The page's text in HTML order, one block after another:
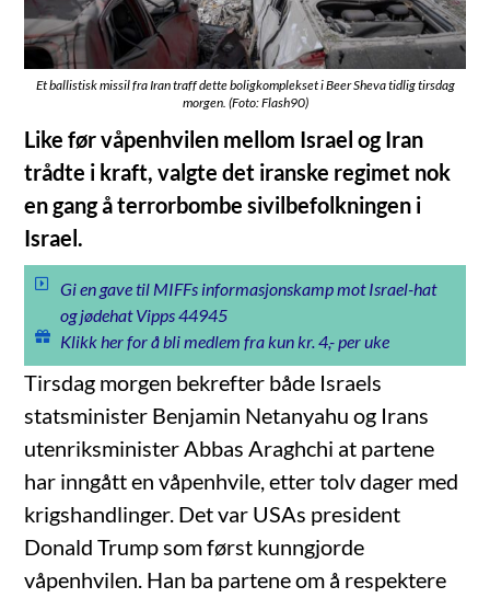
Et ballistisk missil fra Iran traff dette boligkomplekset i Beer Sheva tidlig tirsdag
morgen. (Foto: Flash90)
Like før våpenhvilen mellom Israel og Iran
trådte i kraft, valgte det iranske regimet nok
en gang å terrorbombe sivilbefolkningen i
Israel.
Gi en gave til MIFFs informasjonskamp mot Israel-hat
og jødehat Vipps 44945
Klikk her for å bli medlem fra kun kr. 4,- per uke
Tirsdag morgen bekrefter både Israels
statsminister Benjamin Netanyahu og Irans
utenriksminister Abbas Araghchi at partene
har inngått en våpenhvile, etter tolv dager med
krigshandlinger. Det var USAs president
Donald Trump som først kunngjorde
våpenhvilen. Han ba partene om å respektere